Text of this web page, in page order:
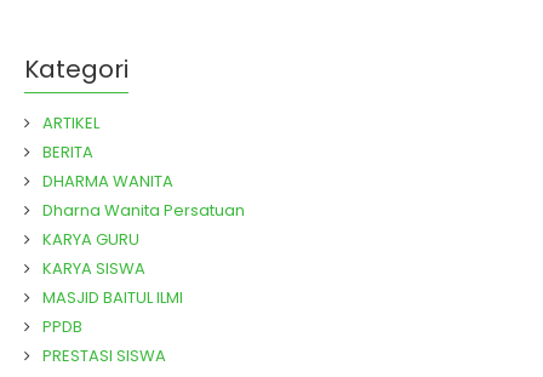
Kategori
ARTIKEL
BERITA
DHARMA WANITA
Dharna Wanita Persatuan
KARYA GURU
KARYA SISWA
MASJID BAITUL ILMI
PPDB
PRESTASI SISWA